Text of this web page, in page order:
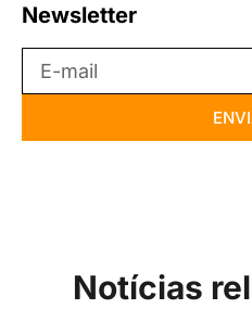
Newsletter
Notícias